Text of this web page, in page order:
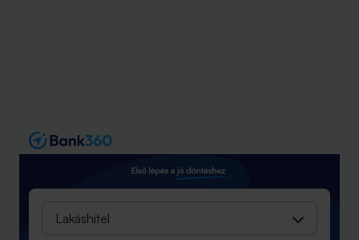
Lakáshitel